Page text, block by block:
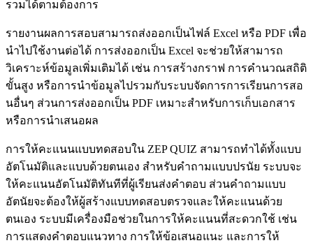
รวมได้ตามต้องการ
รายงานผลการสอบสามารถส่งออกเป็นไฟล์ Excel หรือ PDF เพื่อ
นำไปใช้งานต่อได้ การส่งออกเป็น Excel จะช่วยให้สามารถ
วิเคราะห์ข้อมูลเพิ่มเติมได้ เช่น การสร้างกราฟ การคำนวณสถิติ
ขั้นสูง หรือการนำข้อมูลไปรวมกับระบบจัดการการเรียนการสอ
นอื่นๆ ส่วนการส่งออกเป็น PDF เหมาะสำหรับการเก็บเอกสาร
หรือการนำเสนอผล
การให้คะแนนแบบทดสอบใน ZEP QUIZ สามารถทำได้ทั้งแบบ
อัตโนมัติและแบบด้วยตนเอง สำหรับคำถามแบบปรนัย ระบบจะ
ให้คะแนนอัตโนมัติทันทีที่ผู้เรียนส่งคำตอบ ส่วนคำถามแบบ
อัตนัยจะต้องให้ผู้สร้างแบบทดสอบตรวจและให้คะแนนด้วย
ตนเอง ระบบมีเครื่องมือช่วยในการให้คะแนนที่สะดวกใช้ เช่น
การแสดงคำตอบแนวทาง การให้ข้อเสนอแนะ และการให้